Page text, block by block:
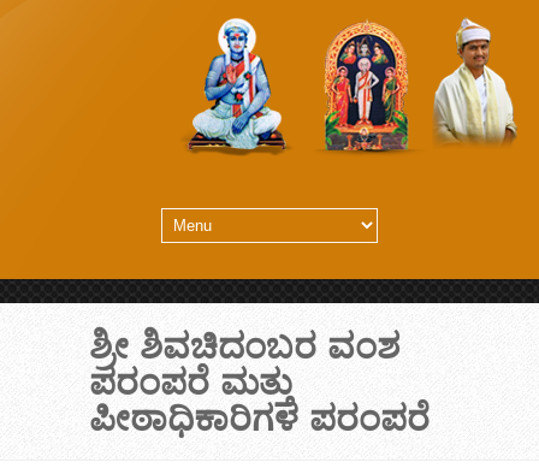
ಶ್ರೀ ಶಿವಚಿದಂಬರ ವಂಶ
ಪರಂಪರೆ ಮತ್ತು
ಪೀಠಾಧಿಕಾರಿಗಳ ಪರಂಪರೆ